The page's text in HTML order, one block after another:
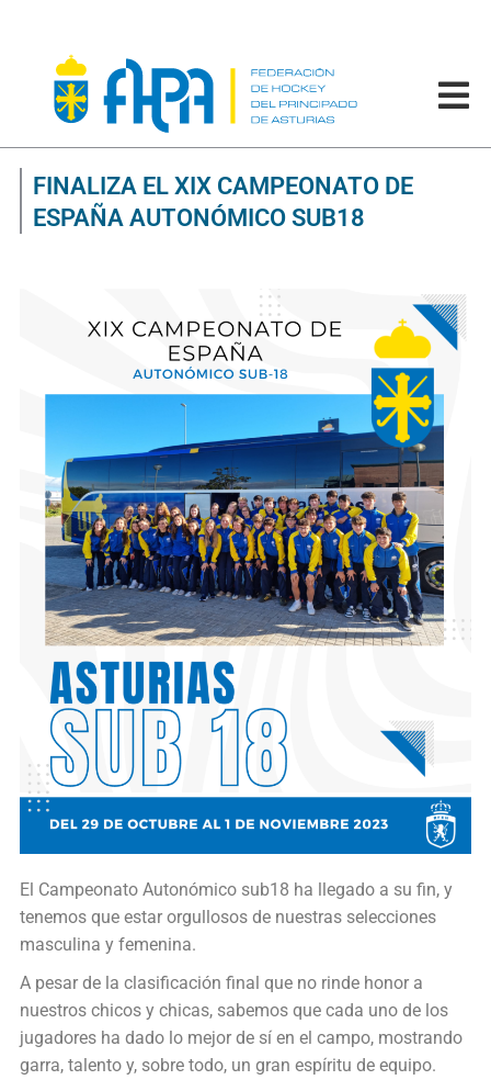
FINALIZA EL XIX CAMPEONATO DE
ESPAÑA AUTONÓMICO SUB18
El Campeonato Autonómico sub18 ha llegado a su fin, y
tenemos que estar orgullosos de nuestras selecciones
masculina y femenina.
A pesar de la clasificación final que no rinde honor a
nuestros chicos y chicas, sabemos que cada uno de los
jugadores ha dado lo mejor de sí en el campo, mostrando
garra, talento y, sobre todo, un gran espíritu de equipo.